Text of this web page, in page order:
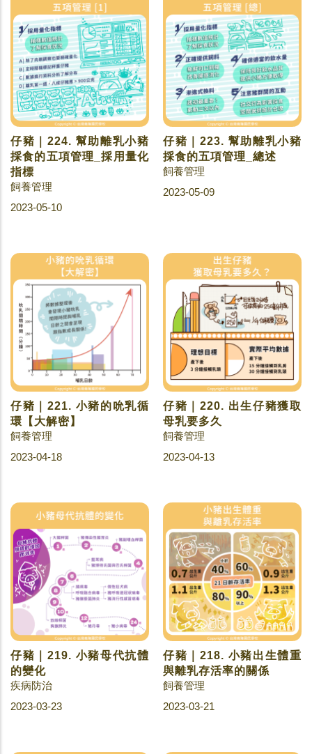
仔豬｜224. 幫助離乳小豬
採食的五項管理_採用量化
指標
飼養管理
2023-05-10
仔豬｜223. 幫助離乳小豬
採食的五項管理_總述
飼養管理
2023-05-09
仔豬｜221. 小豬的吮乳循
環【大解密】
飼養管理
2023-04-18
仔豬｜220. 出生仔豬獲取
母乳要多久
飼養管理
2023-04-13
仔豬｜219. 小豬母代抗體
的變化
疾病防治
2023-03-23
仔豬｜218. 小豬出生體重
與離乳存活率的關係
飼養管理
2023-03-21